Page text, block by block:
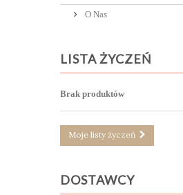
O Nas
LISTA ŻYCZEŃ
Brak produktów
Moje listy życzeń
DOSTAWCY